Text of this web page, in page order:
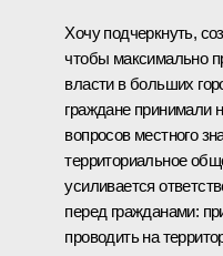
Хочу подчеркнуть,
чтобы максимально
власти в больших
граждане принимали
вопросов местного
территориальное
усиливается
перед гражданами:
проводить на